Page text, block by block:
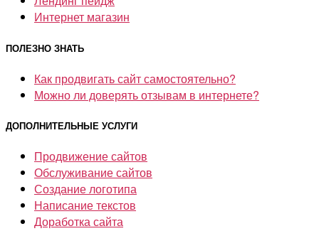
Интернет магазин
ПОЛЕЗНО ЗНАТЬ
Как продвигать сайт самостоятельно?
Можно ли доверять отзывам в интернете?
ДОПОЛНИТЕЛЬНЫЕ УСЛУГИ
Продвижение сайтов
Обслуживание сайтов
Создание логотипа
Написание текстов
Доработка сайта